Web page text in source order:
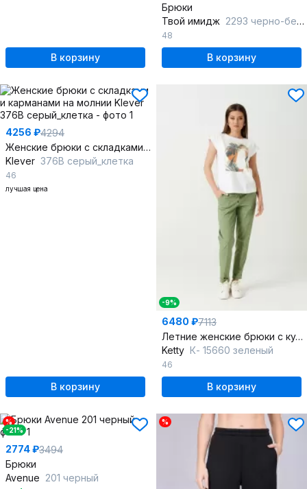
В корзину
Брюки
Твой имидж 2293 черно-белый
48
В корзину
4256 ₽4294
Женские брюки с складками и карманами на молнии
Klever 376В серый_клетка
46
лучшая цена
В корзину
-9%
6480 ₽7113
Летние женские брюки с кулисой и карманами
Ketty К- 15660 зеленый
46
В корзину
%
-21%
2774 ₽3494
Брюки
Avenue 201 черный
%